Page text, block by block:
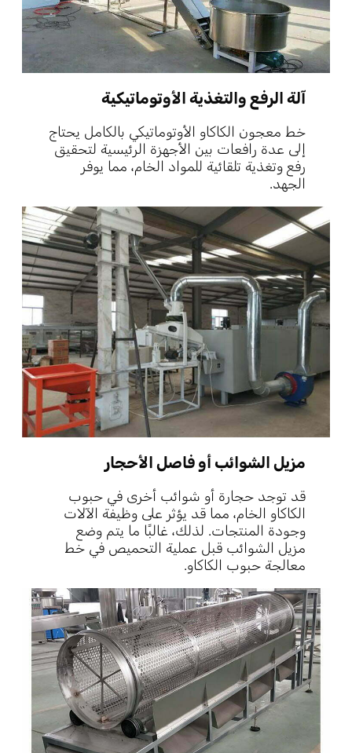
آلة الرفع والتغذية الأوتوماتيكية
خط معجون الكاكاو الأوتوماتيكي بالكامل يحتاج
إلى عدة رافعات بين الأجهزة الرئيسية لتحقيق
رفع وتغذية تلقائية للمواد الخام، مما يوفر
الجهد.
مزيل الشوائب أو فاصل الأحجار
قد توجد حجارة أو شوائب أخرى في حبوب
الكاكاو الخام، مما قد يؤثر على وظيفة الآلات
وجودة المنتجات. لذلك، غالبًا ما يتم وضع
مزيل الشوائب قبل عملية التحميص في خط
معالجة حبوب الكاكاو.